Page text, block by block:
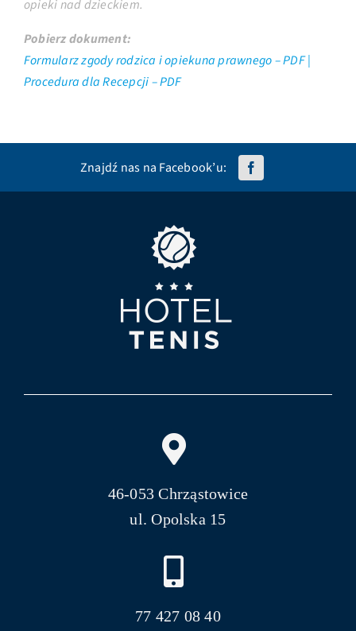
opieki nad dzieckiem.
Pobierz dokument:
Formularz zgody rodzica i opiekuna prawnego – PDF |
Procedura dla Recepcji – PDF
Znajdź nas na Facebook’u:
46-053 Chrząstowice
ul. Opolska 15
77 427 08 40